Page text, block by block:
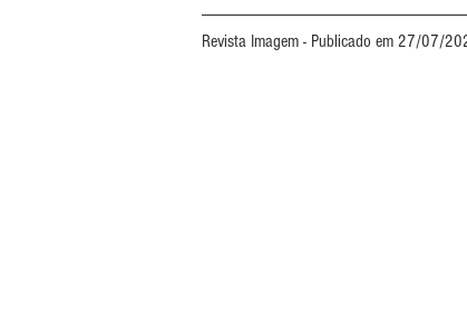
Revista Imagem - Publicado em 27/07/